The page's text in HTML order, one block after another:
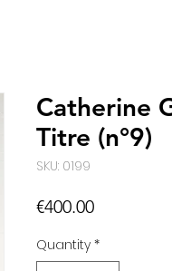
Catherine
Titre (n°9)
SKU: 0199
€400.00Price
Quantity *